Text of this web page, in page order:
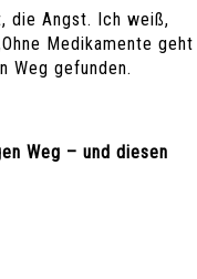
die Angst. Ich weiß,
Medikamente geht
Weg gefunden.
Weg – und diesen